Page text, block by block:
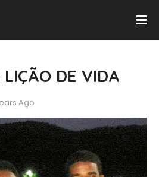
DE VIDA
Ago